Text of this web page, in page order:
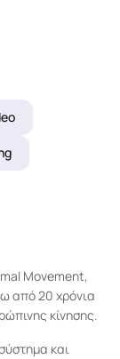
Movement,
από 20 χρόνια
κίνησης.
και